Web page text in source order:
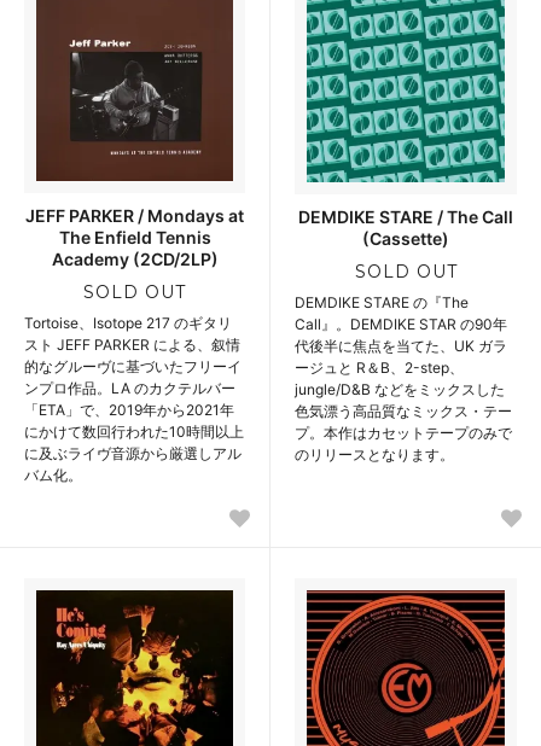
JEFF PARKER / Mondays at
The Enfield Tennis
Academy (2CD/2LP)
SOLD OUT
Tortoise、Isotope 217 のギタリ
スト JEFF PARKER による、叙情
的なグルーヴに基づいたフリーイ
ンプロ作品。LA のカクテルバー
「ETA」で、2019年から2021年
にかけて数回行われた10時間以上
に及ぶライヴ音源から厳選しアル
バム化。
DEMDIKE STARE / The Call
(Cassette)
SOLD OUT
DEMDIKE STARE の『The
Call』。DEMDIKE STAR の90年
代後半に焦点を当てた、UK ガラ
ージュと R＆B、2-step、
jungle/D&B などをミックスした
色気漂う高品質なミックス・テー
プ。本作はカセットテープのみで
のリリースとなります。